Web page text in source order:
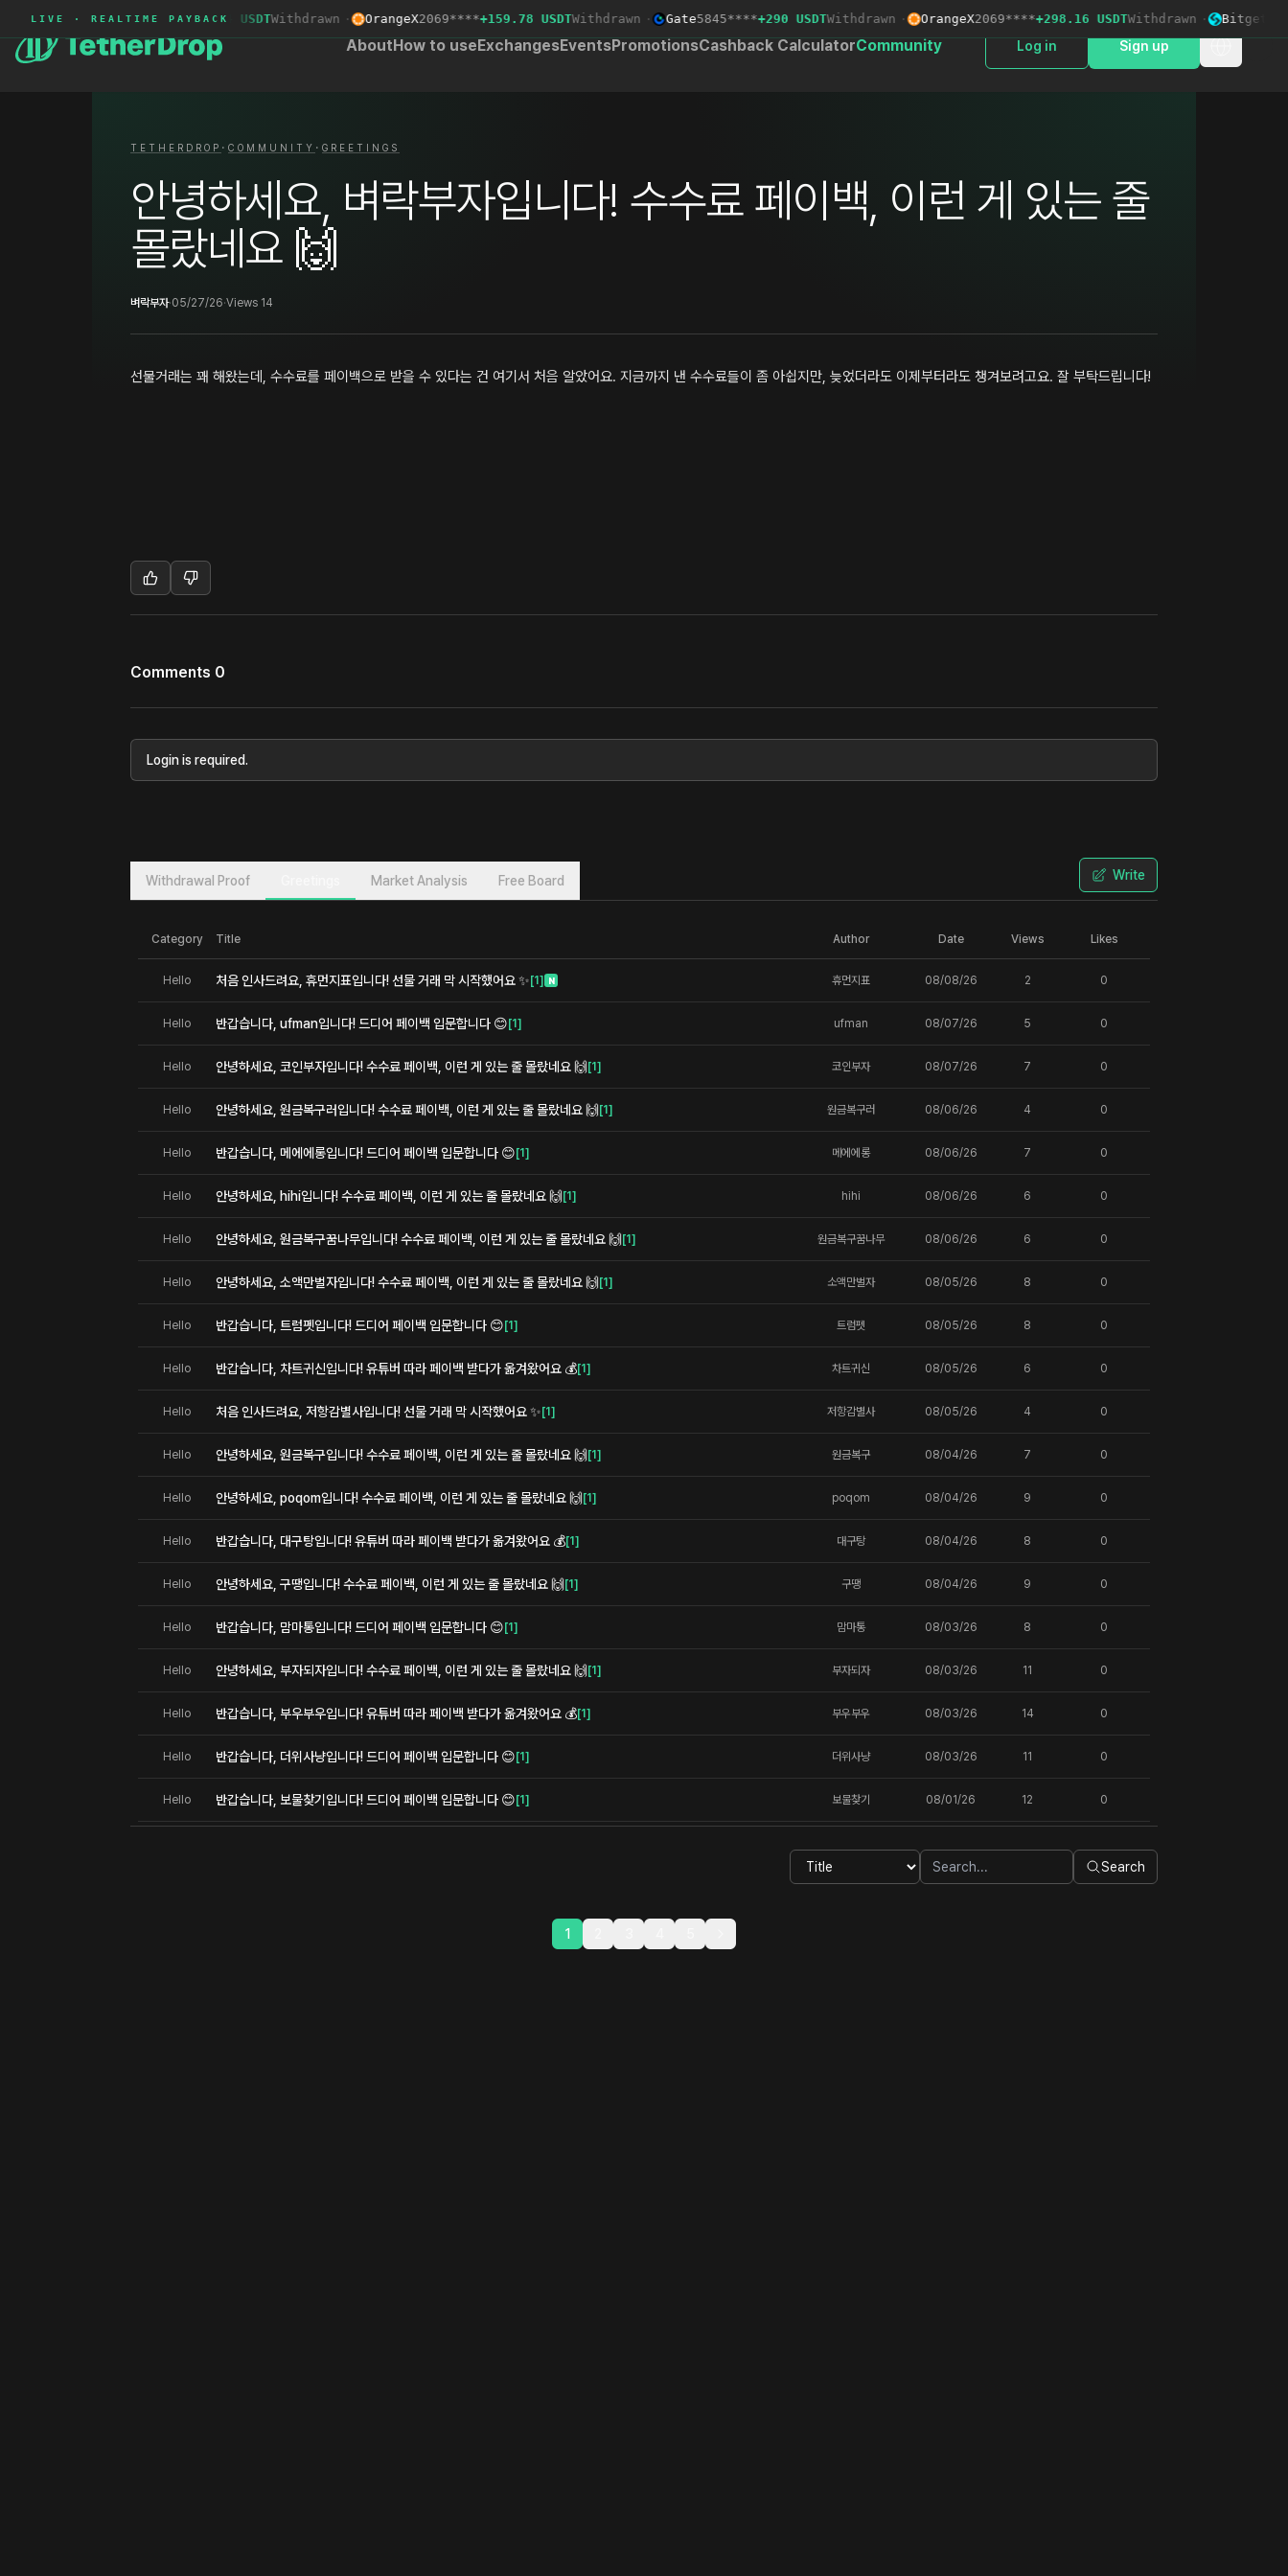
LIVE · REALTIME PAYBACK
Bybit 5414**** +132.34 USDTWithdrawn · OrangeX2069****+159.78 USDTWithdrawn · Gate5845****+290 USDTWithdrawn · OrangeX2069****+298.16 USDTWithdrawn · Bitget
AboutHow to useExchangesEventsPromotionsCashback CalculatorCommunity Log in Sign up
TETHERDROP · COMMUNITY · GREETINGS
안녕하세요, 벼락부자입니다! 수수료 페이백, 이런 게 있는 줄
몰랐네요 🙌
벼락부자·05/27/26·Views 14
선물거래는 꽤 해왔는데, 수수료를 페이백으로 받을 수 있다는 건 여기서 처음 알았어요. 지금까지 낸 수수료들이 좀 아쉽지만, 늦었더라도 이제부터라도 챙겨보려고요. 잘 부탁드립니다!
Comments 0
Login is required.
Withdrawal Proof Market Analysis Free Board Write
Category Title Author Date Views Likes
Hello 처음 인사드려요, 휴먼지표입니다! 선물 거래 막 시작했어요 ✨ [1 ] N 휴먼지표 08/08/26 2 0
Hello 반갑습니다, ufman입니다! 드디어 페이백 입문합니다 😊 [1 ] ufman 08/07/26 5 0
Hello 안녕하세요, 코인부자입니다! 수수료 페이백, 이런 게 있는 줄 몰랐네요 🙌 [1 ] 코인부자 08/07/26 7 0
Hello 안녕하세요, 원금복구러입니다! 수수료 페이백, 이런 게 있는 줄 몰랐네요 🙌 [1 ] 원금복구러 08/06/26 4 0
Hello 반갑습니다, 메에에롱입니다! 드디어 페이백 입문합니다 😊 [1 ] 메에에롱 08/06/26 7 0
Hello 안녕하세요, hihi입니다! 수수료 페이백, 이런 게 있는 줄 몰랐네요 🙌 [1 ] hihi 08/06/26 6 0
Hello 안녕하세요, 원금복구꿈나무입니다! 수수료 페이백, 이런 게 있는 줄 몰랐네요 🙌 [1 ] 원금복구꿈나무 08/06/26 6 0
Hello 안녕하세요, 소액만벌자입니다! 수수료 페이백, 이런 게 있는 줄 몰랐네요 🙌 [1 ] 소액만벌자 08/05/26 8 0
Hello 반갑습니다, 트럼펫입니다! 드디어 페이백 입문합니다 😊 [1 ] 트럼펫 08/05/26 8 0
Hello 반갑습니다, 차트귀신입니다! 유튜버 따라 페이백 받다가 옮겨왔어요 💰[1 ] 차트귀신 08/05/26 6 0
Hello 처음 인사드려요, 저항감별사입니다! 선물 거래 막 시작했어요 ✨ [1 ] 저항감별사 08/05/26 4 0
Hello 안녕하세요, 원금복구입니다! 수수료 페이백, 이런 게 있는 줄 몰랐네요 🙌 [1 ] 원금복구 08/04/26 7 0
Hello 안녕하세요, poqom입니다! 수수료 페이백, 이런 게 있는 줄 몰랐네요 🙌 [1 ] poqom 08/04/26 9 0
Hello 반갑습니다, 대구탕입니다! 유튜버 따라 페이백 받다가 옮겨왔어요 💰[1 ] 대구탕 08/04/26 8 0
Hello 안녕하세요, 구땡입니다! 수수료 페이백, 이런 게 있는 줄 몰랐네요 🙌 [1 ] 구땡 08/04/26 9 0
Hello 반갑습니다, 맘마통입니다! 드디어 페이백 입문합니다 😊 [1 ] 맘마통 08/03/26 8 0
Hello 안녕하세요, 부자되자입니다! 수수료 페이백, 이런 게 있는 줄 몰랐네요 🙌 [1 ] 부자되자 08/03/26 11 0
Hello 반갑습니다, 부우부우입니다! 유튜버 따라 페이백 받다가 옮겨왔어요 💰[1 ] 부우부우 08/03/26 14 0
Hello 반갑습니다, 더위사냥입니다! 드디어 페이백 입문합니다 😊 [1 ] 더위사냥 08/03/26 11 0
Hello 반갑습니다, 보물찾기입니다! 드디어 페이백 입문합니다 😊 [1 ] 보물찾기 08/01/26 12 0
Search
1